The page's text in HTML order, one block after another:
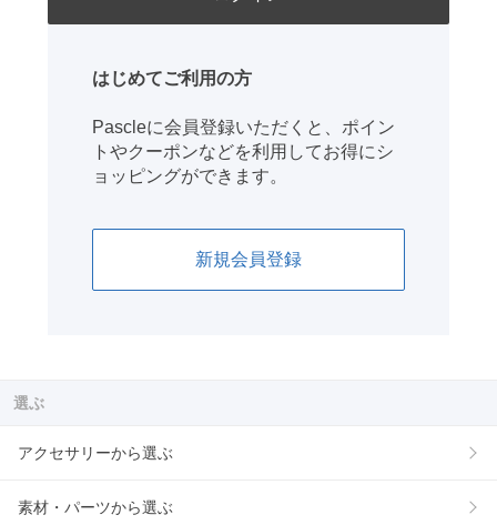
はじめてご利用の方
Pascleに会員登録いただくと、ポイン
トやクーポンなどを利用してお得にシ
ョッピングができます。
新規会員登録
選ぶ
アクセサリーから選ぶ
素材・パーツから選ぶ